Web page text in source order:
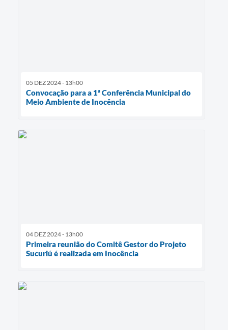
05 DEZ 2024 - 13h00
Convocação para a 1ª Conferência Municipal do
Meio Ambiente de Inocência
04 DEZ 2024 - 13h00
Primeira reunião do Comitê Gestor do Projeto
Sucuriú é realizada em Inocência